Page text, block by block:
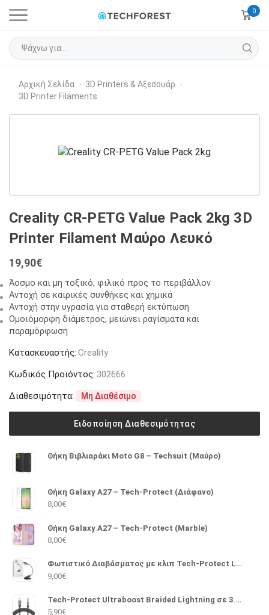
0
Αρχική Σελίδα › 3D Printers & Αξεσουάρ ›
3D Printer Filaments
Creality CR-PETG Value Pack 2kg 3D
Printer Filament Μαύρο Λευκό
19,90€
Άοσμο και μη τοξικό, φιλικό προς το περιβάλλον
Αντοχή σε καιρικές συνθήκες και χημικά
Αντοχή στην υγρασία για σταθερή εκτύπωση
Ομοιόμορφη διάμετρος, μειώνει ραγίσματα και
παραμόρφωση
Κατασκευαστής: Creality
Κωδικός Προϊόντος: 302666
Διαθεσιμότητα:
Μη Διαθέσιμο
Ειδοποίηση Διαθεσιμότητας
Θήκη Βιβλιαράκι Moto G8 – Techsuit (Μαύρο)
Θήκη Galaxy A27 – Tech-Protect (Διάφανο)
8,00€
Θήκη Galaxy A27 – Tech-Protect (Marble)
8,00€
Φωτιστικό Διαβάσματος με κλιπ Tech-Protect LL100
9,00€
Tech-Protect Ultraboost Braided Lightning σε 3.5mm 1m (Μαύρο)
5,90€